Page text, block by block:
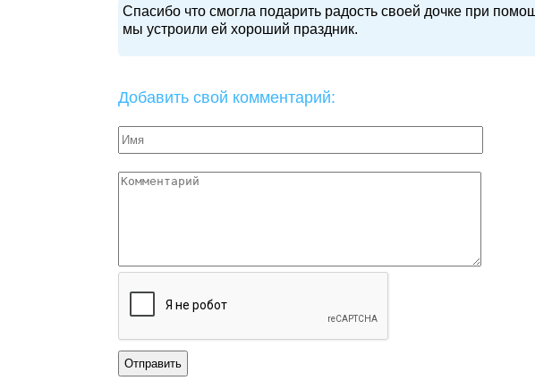
Спасибо что смогла подарить радость своей дочке при
мы устроили ей хороший праздник.
Добавить свой комментарий: